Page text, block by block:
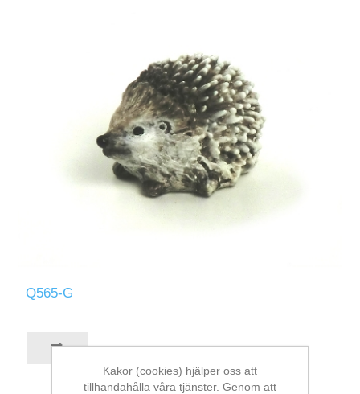
Q565-G
Kakor (cookies) hjälper oss att
tillhandahålla våra tjänster. Genom att